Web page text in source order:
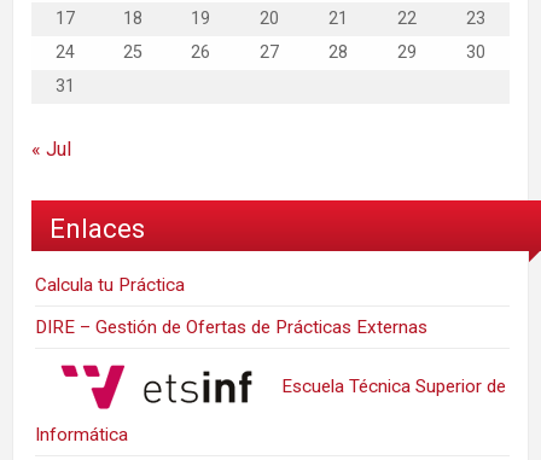
17
18 19 20 21 22
23
24
25 26 27 28 29
30
31
« Jul
Enlaces
Calcula tu Práctica
DIRE – Gestión de Ofertas de Prácticas Externas
Escuela Técnica Superior de
Informática